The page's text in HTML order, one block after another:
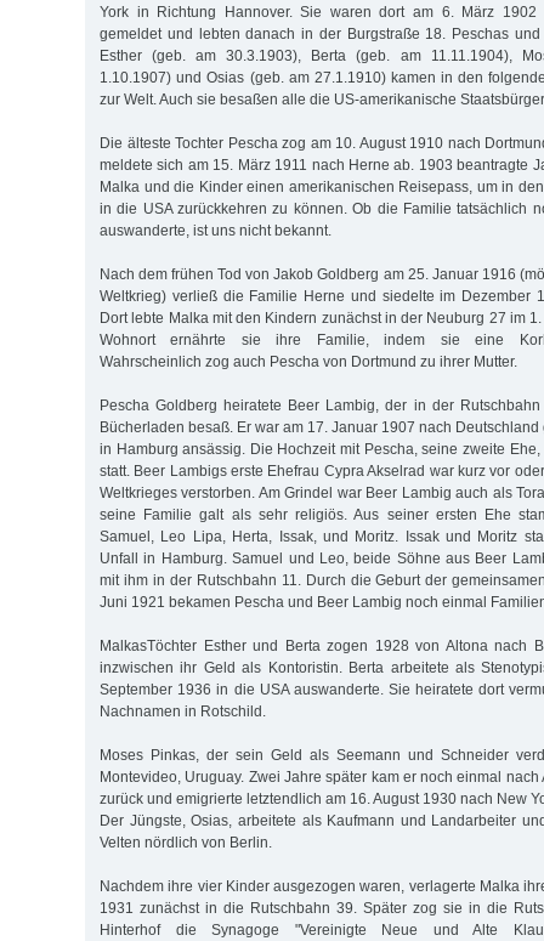
York in Richtung Hannover. Sie waren dort am 6. März
gemeldet und lebten danach in der Burgstraße 18. Peschas und
Esther (geb. am 30.3.1903), Berta (geb. am 11.11.1904),
1.10.1907) und Osias (geb. am 27.1.1910) kamen in den
zur Welt. Auch sie besaßen alle die US-amerikanische
Die älteste Tochter Pescha zog am 10. August 1910 nach
meldete sich am 15. März 1911 nach Herne ab. 1903 beantragte
Malka und die Kinder einen amerikanischen Reisepass, um in
in die USA zurückkehren zu können. Ob die Familie tatsächlich
auswanderte, ist uns nicht bekannt.
Nach dem frühen Tod von Jakob Goldberg am 25. Januar 1916
Weltkrieg) verließ die Familie Herne und siedelte im Dezember
Dort lebte Malka mit den Kindern zunächst in der Neuburg 27 im
Wohnort ernährte sie ihre Familie, indem sie eine
Wahrscheinlich zog auch Pescha von Dortmund zu ihrer Mutter.
Pescha Goldberg heiratete Beer Lambig, der in der
Bücherladen besaß. Er war am 17. Januar 1907 nach
in Hamburg ansässig. Die Hochzeit mit Pescha, seine zweite
statt. Beer Lambigs erste Ehefrau Cypra Akselrad war kurz vor
Weltkrieges verstorben. Am Grindel war Beer Lambig auch als
seine Familie galt als sehr religiös. Aus seiner ersten Ehe
Samuel, Leo Lipa, Herta, Issak, und Moritz. Issak und Moritz
Unfall in Hamburg. Samuel und Leo, beide Söhne aus Beer
mit ihm in der Rutschbahn 11. Durch die Geburt der
Juni 1921 bekamen Pescha und Beer Lambig noch einmal
MalkasTöchter Esther und Berta zogen 1928 von Altona nach
inzwischen ihr Geld als Kontoristin. Berta arbeitete als
September 1936 in die USA auswanderte. Sie heiratete dort
Nachnamen in Rotschild.
Moses Pinkas, der sein Geld als Seemann und Schneider
Montevideo, Uruguay. Zwei Jahre später kam er noch einmal nach
zurück und emigrierte letztendlich am 16. August 1930 nach New
Der Jüngste, Osias, arbeitete als Kaufmann und Landarbeiter
Velten nördlich von Berlin.
Nachdem ihre vier Kinder ausgezogen waren, verlagerte Malka
1931 zunächst in die Rutschbahn 39. Später zog sie in die
Hinterhof die Synagoge "Vereinigte Neue und Alte